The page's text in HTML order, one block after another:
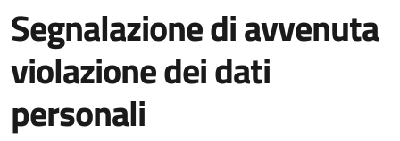
Segnalazione di avvenuta
violazione dei dati
personali